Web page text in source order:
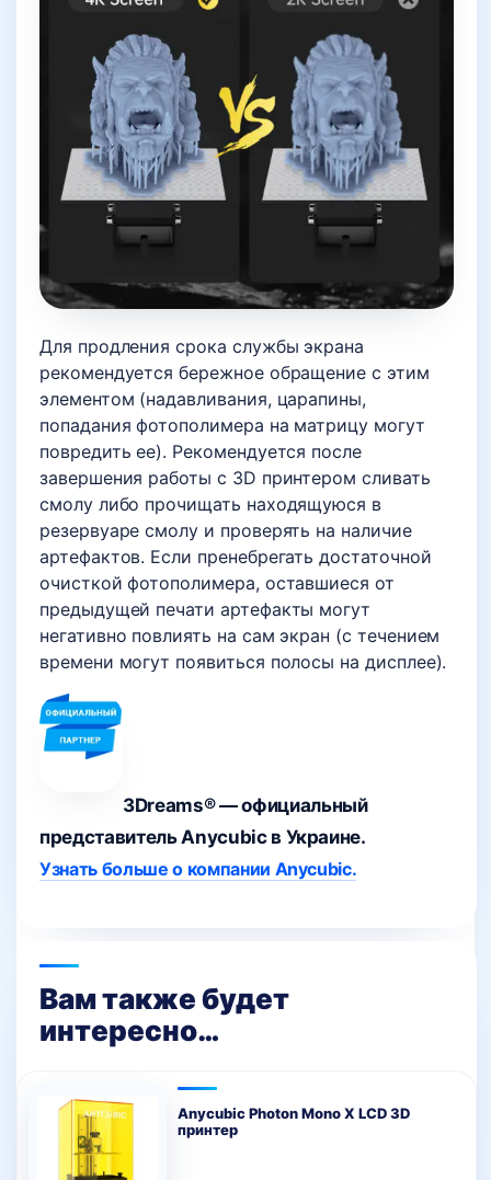
Для продления срока службы экрана
рекомендуется бережное обращение с этим
элементом (надавливания, царапины,
попадания фотополимера на матрицу могут
повредить ее). Рекомендуется после
завершения работы с 3D принтером сливать
смолу либо прочищать находящуюся в
резервуаре смолу и проверять на наличие
артефактов. Если пренебрегать достаточной
очисткой фотополимера, оставшиеся от
предыдущей печати артефакты могут
негативно повлиять на сам экран (с течением
времени могут появиться полосы на дисплее).
3Dreams® — официальный
представитель Anycubic в Украине.
Узнать больше о компании Anycubic.
Вам также будет
интересно…
Anycubic Photon Mono X LCD 3D
принтер